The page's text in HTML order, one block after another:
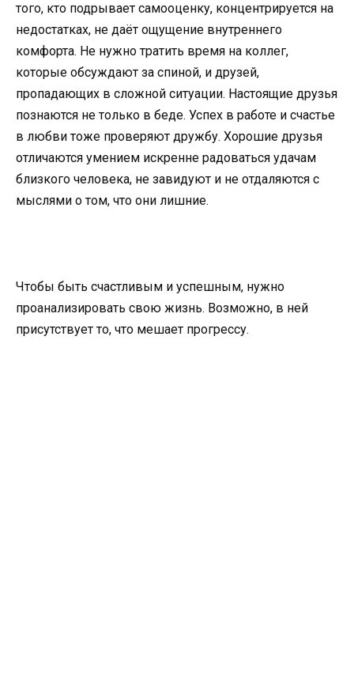
того, кто подрывает самооценку, концентрируется на
недостатках, не даёт ощущение внутреннего
комфорта. Не нужно тратить время на коллег,
которые обсуждают за спиной, и друзей,
пропадающих в сложной ситуации. Настоящие друзья
познаются не только в беде. Успех в работе и счастье
в любви тоже проверяют дружбу. Хорошие друзья
отличаются умением искренне радоваться удачам
близкого человека, не завидуют и не отдаляются с
мыслями о том, что они лишние.
Чтобы быть счастливым и успешным, нужно
проанализировать свою жизнь. Возможно, в ней
присутствует то, что мешает прогрессу.